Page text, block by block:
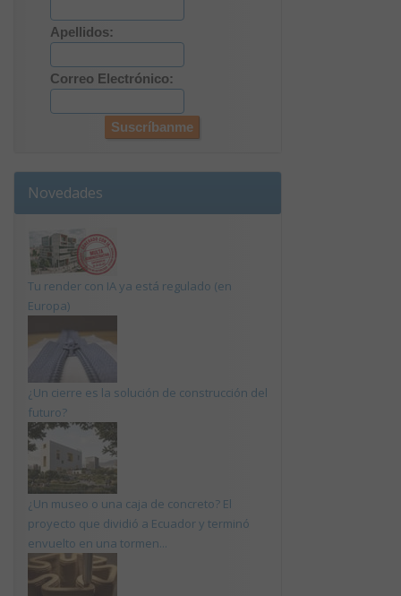
Apellidos:
Correo Electrónico:
Novedades
Tu render con IA ya está regulado (en
Europa)
¿Un cierre es la solución de construcción del
futuro?
¿Un museo o una caja de concreto? El
proyecto que dividió a Ecuador y terminó
envuelto en una tormen...